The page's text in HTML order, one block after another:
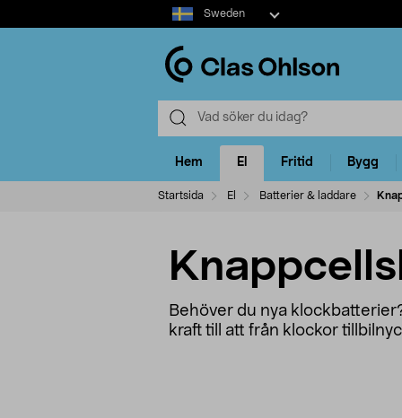
Select
market
Sweden
Hem El Fritid Bygg
Startsida El Batterier & laddare
Behöver du nya
kraft till att från klockor